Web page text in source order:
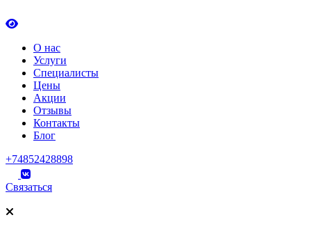
О нас
Услуги
Специалисты
Цены
Акции
Отзывы
Контакты
Блог
+74852428898
Связаться